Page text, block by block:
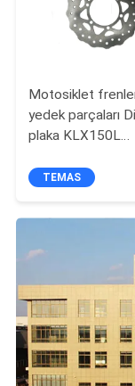
Motosiklet
yedek parçaları
plaka KLX150L
TEMAS